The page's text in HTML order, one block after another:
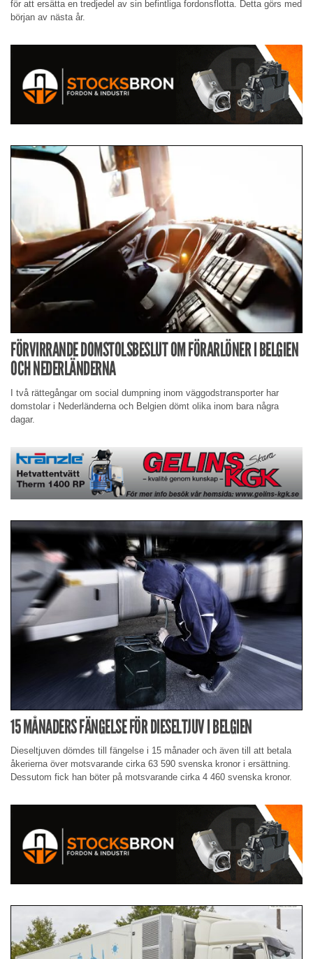
för att ersätta en tredjedel av sin befintliga fordonsflotta. Detta görs med
början av nästa år.
FÖRVIRRANDE DOMSTOLSBESLUT OM FÖRARLÖNER I BELGIEN
OCH NEDERLÄNDERNA
I två rättegångar om social dumpning inom väggodstransporter har
domstolar i Nederländerna och Belgien dömt olika inom bara några
dagar.
15 MÅNADERS FÄNGELSE FÖR DIESELTJUV I BELGIEN
Dieseltjuven dömdes till fängelse i 15 månader och även till att betala
åkerierna över motsvarande cirka 63 590 svenska kronor i ersättning.
Dessutom fick han böter på motsvarande cirka 4 460 svenska kronor.